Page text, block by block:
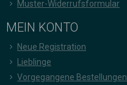
Muster-Widerrufsformular
MEIN KONTO
Neue Registration
Lieblinge
Vorgegangene Bestellungen